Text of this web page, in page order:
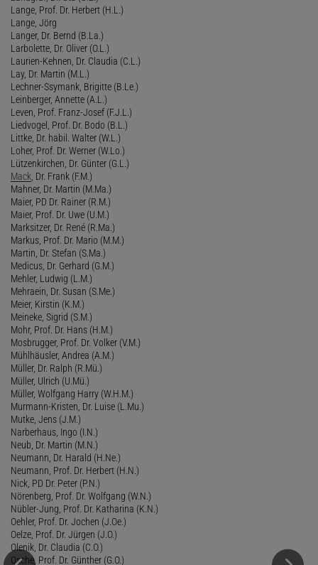
Lange, Prof. Dr. Herbert (H.L.)
Lange, Jörg
Langer, Dr. Bernd (B.La.)
Larbolette, Dr. Oliver (O.L.)
Laurien-Kehnen, Dr. Claudia (C.L.)
Lay, Dr. Martin (M.L.)
Lechner-Ssymank, Brigitte (B.Le.)
Leinberger, Annette (A.L.)
Leven, Prof. Franz-Josef (F.J.L.)
Liedvogel, Prof. Dr. Bodo (B.L.)
Littke, Dr. habil. Walter (W.L.)
Loher, Prof. Dr. Werner (W.Lo.)
Lützenkirchen, Dr. Günter (G.L.)
Mack , Dr. Frank (F.M.)
Mahner, Dr. Martin (M.Ma.)
Maier, PD Dr. Rainer (R.M.)
Maier, Prof. Dr. Uwe (U.M.)
Marksitzer, Dr. René (R.Ma.)
Markus, Prof. Dr. Mario (M.M.)
Martin, Dr. Stefan (S.Ma.)
Medicus, Dr. Gerhard (G.M.)
Mehler, Ludwig (L.M.)
Mehraein, Dr. Susan (S.Me.)
Meier, Kirstin (K.M.)
Meineke, Sigrid (S.M.)
Mohr, Prof. Dr. Hans (H.M.)
Mosbrugger, Prof. Dr. Volker (V.M.)
Mühlhäusler, Andrea (A.M.)
Müller, Dr. Ralph (R.Mü.)
Müller, Ulrich (U.Mü.)
Müller, Wolfgang Harry (W.H.M.)
Murmann-Kristen, Dr. Luise (L.Mu.)
Mutke, Jens (J.M.)
Narberhaus, Ingo (I.N.)
Neub, Dr. Martin (M.N.)
Neumann, Dr. Harald (H.Ne.)
Neumann, Prof. Dr. Herbert (H.N.)
Nick, PD Dr. Peter (P.N.)
Nörenberg, Prof. Dr. Wolfgang (W.N.)
Nübler-Jung, Prof. Dr. Katharina (K.N.)
Oehler, Prof. Dr. Jochen (J.Oe.)
Oelze, Prof. Dr. Jürgen (J.O.)
Olenik, Dr. Claudia (C.O.)
Osche, Prof. Dr. Günther (G.O.)